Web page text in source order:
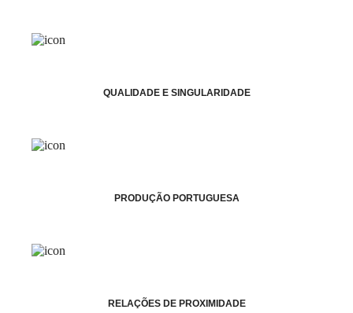
QUALIDADE E SINGULARIDADE
PRODUÇÃO PORTUGUESA
RELAÇÕES DE PROXIMIDADE